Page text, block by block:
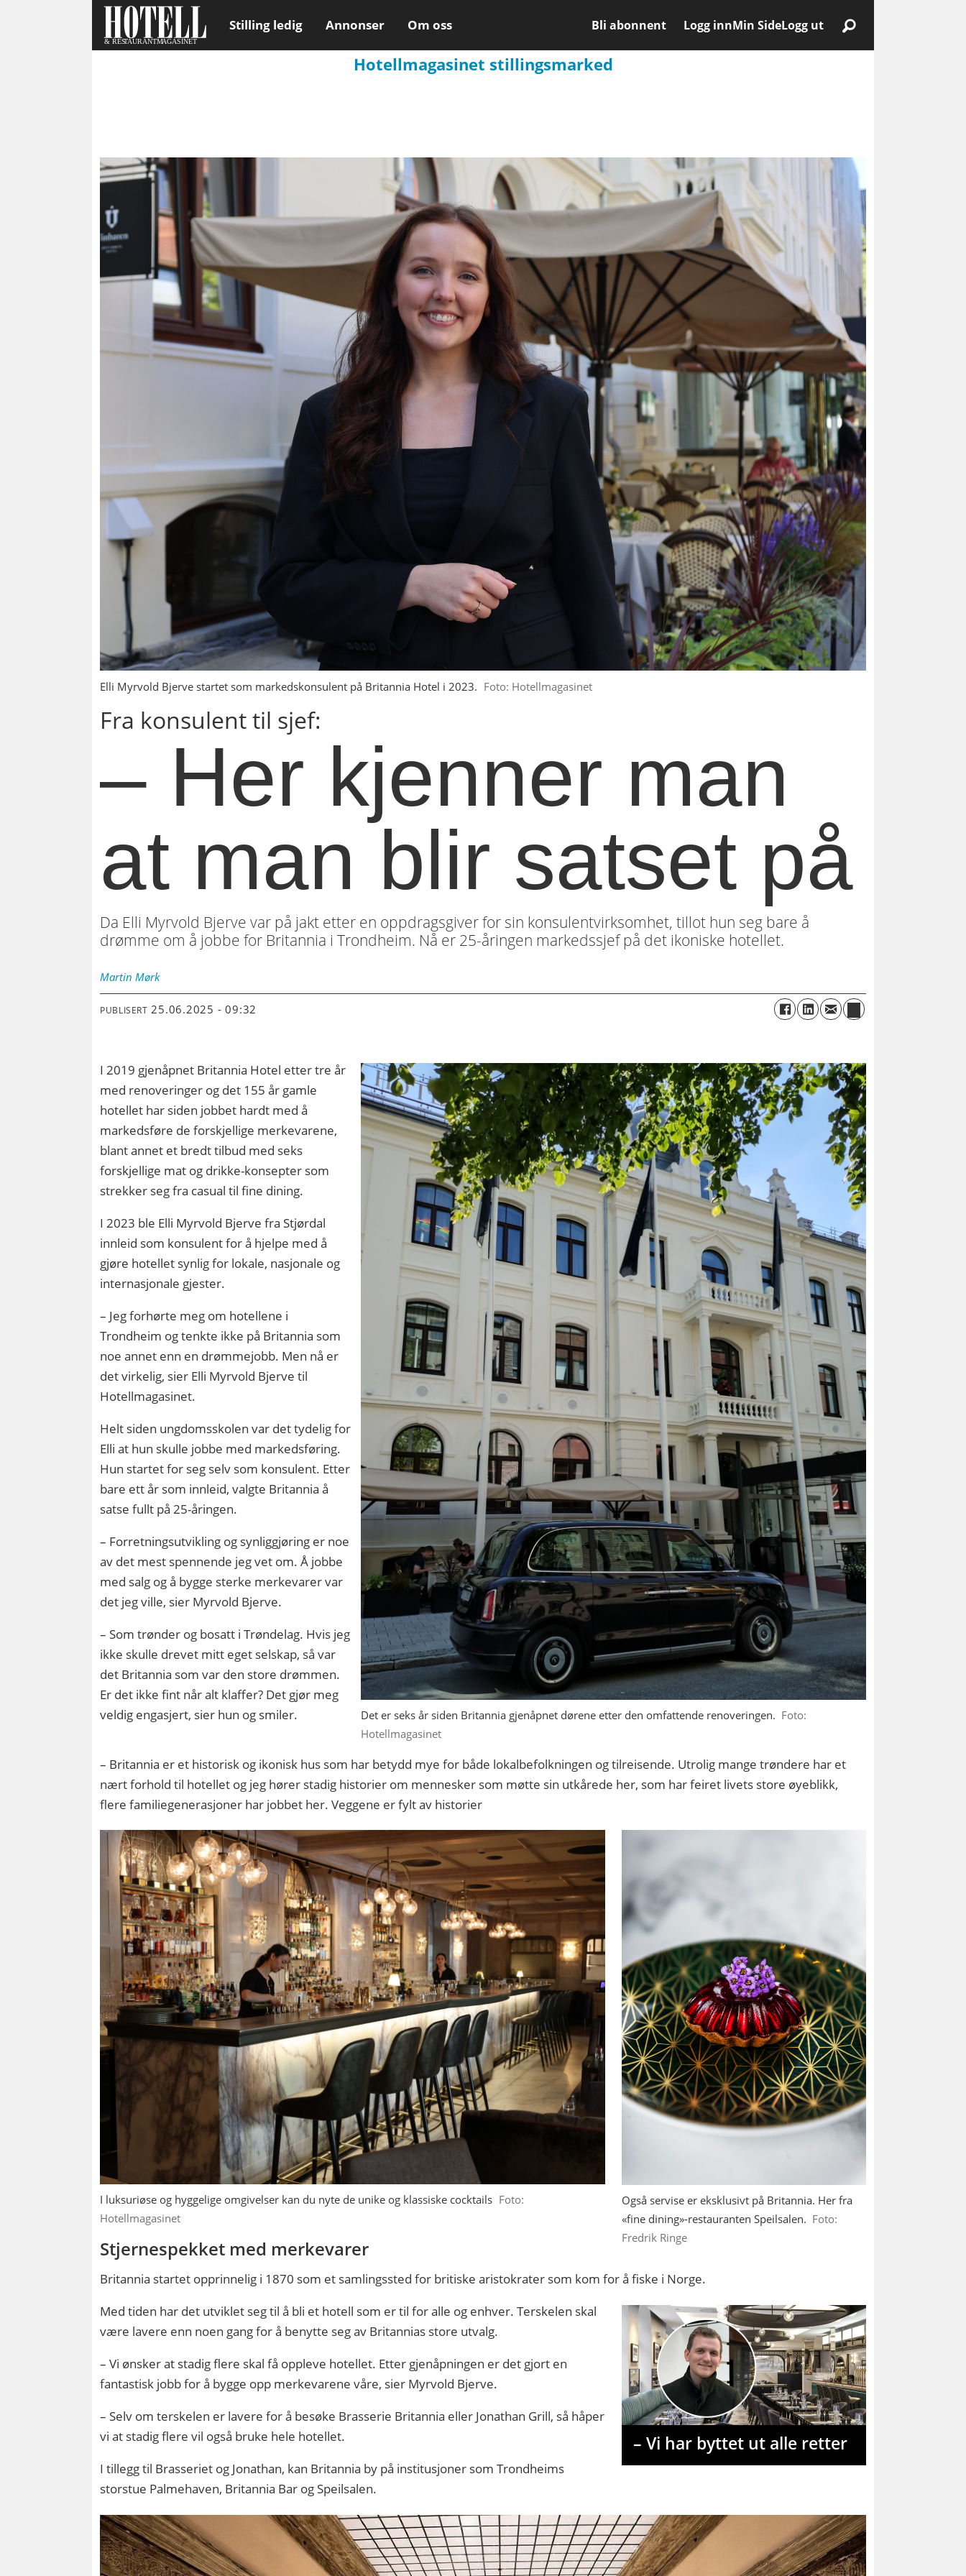
Stilling ledig Annonser Om oss Bli abonnent Logg innMin SideLogg ut
Hotellmagasinet stillingsmarked
Elli Myrvold Bjerve startet som markedskonsulent på Britannia Hotel i 2023. Foto: Hotellmagasinet
Fra konsulent til sjef:
– Her kjenner man
at man blir satset på
Da Elli Myrvold Bjerve var på jakt etter en oppdragsgiver for sin konsulentvirksomhet, tillot hun seg bare å
drømme om å jobbe for Britannia i Trondheim. Nå er 25-åringen markedssjef på det ikoniske hotellet.
Martin Mørk
PUBLISERT 25.06.2025 - 09:32
Det er seks år siden Britannia gjenåpnet dørene etter den omfattende renoveringen. Foto:
Hotellmagasinet
I 2019 gjenåpnet Britannia Hotel etter tre år
med renoveringer og det 155 år gamle
hotellet har siden jobbet hardt med å
markedsføre de forskjellige merkevarene,
blant annet et bredt tilbud med seks
forskjellige mat og drikke-konsepter som
strekker seg fra casual til fine dining.
I 2023 ble Elli Myrvold Bjerve fra Stjørdal
innleid som konsulent for å hjelpe med å
gjøre hotellet synlig for lokale, nasjonale og
internasjonale gjester.
– Jeg forhørte meg om hotellene i
Trondheim og tenkte ikke på Britannia som
noe annet enn en drømmejobb. Men nå er
det virkelig, sier Elli Myrvold Bjerve til
Hotellmagasinet.
Helt siden ungdomsskolen var det tydelig for
Elli at hun skulle jobbe med markedsføring.
Hun startet for seg selv som konsulent. Etter
bare ett år som innleid, valgte Britannia å
satse fullt på 25-åringen.
– Forretningsutvikling og synliggjøring er noe
av det mest spennende jeg vet om. Å jobbe
med salg og å bygge sterke merkevarer var
det jeg ville, sier Myrvold Bjerve.
– Som trønder og bosatt i Trøndelag. Hvis jeg
ikke skulle drevet mitt eget selskap, så var
det Britannia som var den store drømmen.
Er det ikke fint når alt klaffer? Det gjør meg
veldig engasjert, sier hun og smiler.
– Britannia er et historisk og ikonisk hus som har betydd mye for både lokalbefolkningen og tilreisende. Utrolig mange trøndere har et
nært forhold til hotellet og jeg hører stadig historier om mennesker som møtte sin utkårede her, som har feiret livets store øyeblikk,
flere familiegenerasjoner har jobbet her. Veggene er fylt av historier
I luksuriøse og hyggelige omgivelser kan du nyte de unike og klassiske cocktails Foto:
Hotellmagasinet
Også servise er eksklusivt på Britannia. Her fra
«fine dining»-restauranten Speilsalen. Foto:
Fredrik Ringe
Stjernespekket med merkevarer
Britannia startet opprinnelig i 1870 som et samlingssted for britiske aristokrater som kom for å fiske i Norge.
– Vi har byttet ut alle retter
Med tiden har det utviklet seg til å bli et hotell som er til for alle og enhver. Terskelen skal
være lavere enn noen gang for å benytte seg av Britannias store utvalg.
– Vi ønsker at stadig flere skal få oppleve hotellet. Etter gjenåpningen er det gjort en
fantastisk jobb for å bygge opp merkevarene våre, sier Myrvold Bjerve.
– Selv om terskelen er lavere for å besøke Brasserie Britannia eller Jonathan Grill, så håper
vi at stadig flere vil også bruke hele hotellet.
I tillegg til Brasseriet og Jonathan, kan Britannia by på institusjoner som Trondheims
storstue Palmehaven, Britannia Bar og Speilsalen.